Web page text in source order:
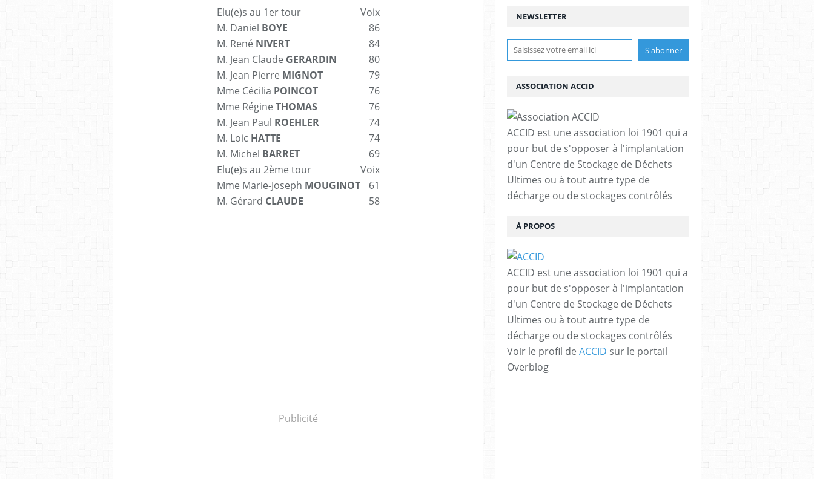
Elu(e)s au 1er tour
Voix
M. Daniel BOYE
86
M. René NIVERT
84
M. Jean Claude GERARDIN
80
M. Jean Pierre MIGNOT
79
Mme Cécilia POINCOT
76
Mme Régine THOMAS
76
M. Jean Paul ROEHLER
74
M. Loic HATTE
74
M. Michel BARRET
69
Elu(e)s au 2ème tour
Voix
Mme Marie-Joseph MOUGINOT
61
M. Gérard CLAUDE 58
Publicité
NEWSLETTER
ASSOCIATION ACCID
ACCID est une association loi 1901 qui a
pour but de s'opposer à l'implantation
d'un Centre de Stockage de Déchets
Ultimes ou à tout autre type de
décharge ou de stockages contrôlés
À PROPOS
ACCID est une association loi 1901 qui a
pour but de s'opposer à l'implantation
d'un Centre de Stockage de Déchets
Ultimes ou à tout autre type de
décharge ou de stockages contrôlés
Voir le profil de ACCID sur le portail
Overblog